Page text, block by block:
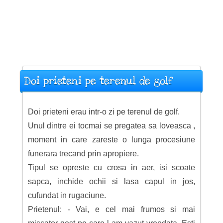
Doi prieteni pe terenul de golf
Doi prieteni erau intr-o zi pe terenul de golf.
Unul dintre ei tocmai se pregatea sa loveasca ,
moment in care zareste o lunga procesiune
funerara trecand prin apropiere.
Tipul se opreste cu crosa in aer, isi scoate
sapca, inchide ochii si lasa capul in jos,
cufundat in rugaciune.
Prietenul: - Vai, e cel mai frumos si mai